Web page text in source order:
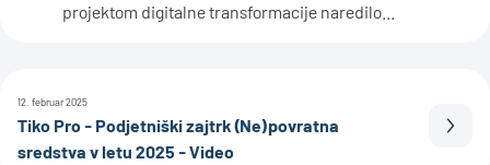
projektom digitalne transformacije naredilo...
12. februar 2025
Tiko Pro - Podjetniški zajtrk (Ne)povratna
sredstva v letu 2025 - Video